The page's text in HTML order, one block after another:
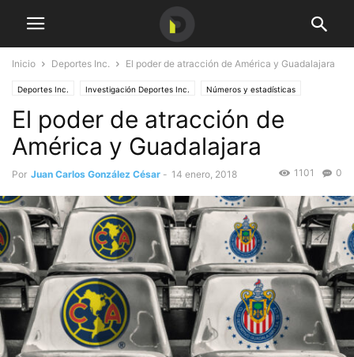
Inicio Deportes Inc. El poder de atracción de América y Guadalajara
Deportes Inc. Investigación Deportes Inc. Números y estadísticas
El poder de atracción de
América y Guadalajara
Por Juan Carlos González César - 14 enero, 2018 0
1101